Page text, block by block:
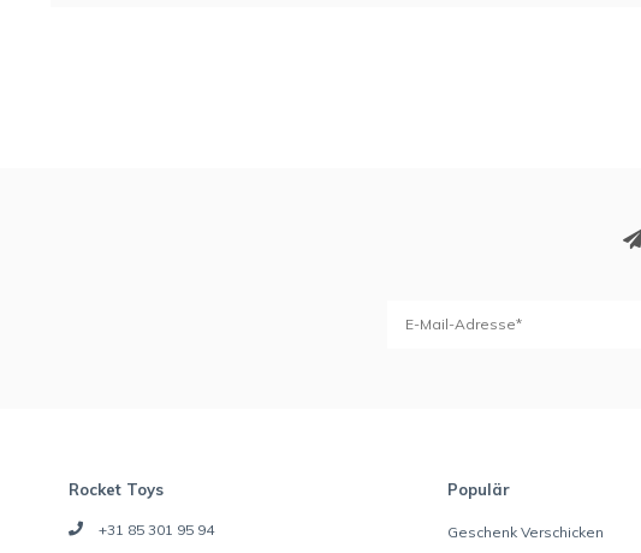
Rocket Toys
+31 85 301 95 94
Populär
Geschenk Verschicken